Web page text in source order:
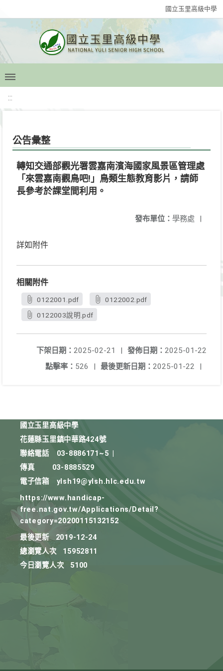
國立玉里高級中學
:::
公告彙整
轉知交通部觀光署雲嘉南濱海國家風景區管理處
「來雲嘉南觀鳥吧!」鳥類生態教育影片，請師
長參考於課堂間利用。
發布單位： 學務處 |
詳如附件
相關附件
0122001.pdf
0122002.pdf
0122003說明.pdf
發佈日期： 2025-01-22
下架日期： 2025-02-21
|
最後更新日期： 2025-01-22 |
點擊率： 526 |
國立玉里高級中學
花蓮縣玉里鎮中華路424號
聯絡電話
03-8886171~5
傳真
03-8885529
電子信箱
ylsh19@ylsh.hlc.edu.tw
https://www.handicap-
free.nat.gov.tw/Applications/Detail?
category=20200115132152
最後更新
2019-12-24
總瀏覽人次
15952811
今日瀏覽人次
5100